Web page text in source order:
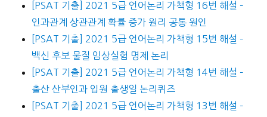
[PSAT 기출] 2021 5급 언어논리 가책형 16번 해설 –
인과관계 상관관계 확률 증가 원리 공통 원인
[PSAT 기출] 2021 5급 언어논리 가책형 15번 해설 –
백신 후보 물질 임상실험 명제 논리
[PSAT 기출] 2021 5급 언어논리 가책형 14번 해설 –
출산 산부인과 입원 출생일 논리퀴즈
[PSAT 기출] 2021 5급 언어논리 가책형 13번 해설 –